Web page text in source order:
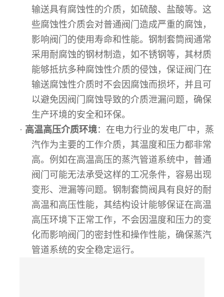
输送具有腐蚀性的介质，如硫酸、盐酸等。这
些腐蚀性介质会对普通阀门造成严重的腐蚀，
影响阀门的使用寿命和性能。钢制套筒阀通常
采用耐腐蚀的钢材制造，如不锈钢等，其材质
能够抵抗多种腐蚀性介质的侵蚀，保证阀门在
输送腐蚀性介质时不会因腐蚀而损坏，并且可
以避免因阀门腐蚀导致的介质泄漏问题，确保
生产环境的安全和环保。
· 高温高压介质环境：在电力行业的发电厂中，蒸
汽作为主要的工作介质，其温度和压力都非常
高。例如在高温高压的蒸汽管道系统中，普通
阀门可能无法承受这样的工况条件，容易出现
变形、泄漏等问题。钢制套筒阀具有良好的耐
高温和高压性能，其结构设计能够保证在高温
高压环境下正常工作，不会因温度和压力的变
化而影响阀门的密封性和操作性能，确保蒸汽
管道系统的安全稳定运行。